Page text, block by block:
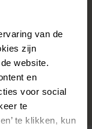
van de
zijn
website.
en
voor social
te
te klikken, kun
a necklace
that
with
find them in